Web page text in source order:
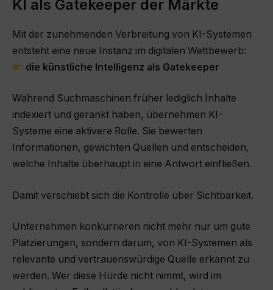
KI als Gatekeeper der Märkte
Mit der zunehmenden Verbreitung von KI-Systemen
entsteht eine neue Instanz im digitalen Wettbewerb:
die künstliche Intelligenz als Gatekeeper
Während Suchmaschinen früher lediglich Inhalte
indexiert und gerankt haben, übernehmen KI-
Systeme eine aktivere Rolle. Sie bewerten
Informationen, gewichten Quellen und entscheiden,
welche Inhalte überhaupt in eine Antwort einfließen.
Damit verschiebt sich die Kontrolle über Sichtbarkeit.
Unternehmen konkurrieren nicht mehr nur um gute
Platzierungen, sondern darum, von KI-Systemen als
relevante und vertrauenswürdige Quelle erkannt zu
werden. Wer diese Hürde nicht nimmt, wird im